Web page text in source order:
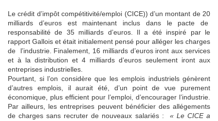
Le crédit d’impôt compétitivité/emploi (CICE)) d’un montant de 20
milliards d’euros est maintenant inclus dans le pacte de
responsabilité de 35 milliards d’euros. Il a été inspiré par le
rapport Gallois et était initialement pensé pour alléger les charges
de l’industrie. Finalement, 16 milliards d’euros iront aux services
et à la distribution et 4 milliards d’euros seulement iront aux
entreprises industrielles.
Pourtant, si l’on considère que les emplois industriels génèrent
d’autres emplois, il aurait été, d’un point de vue purement
économique, plus efficient pour l’emploi, d’encourager l’industrie.
Par ailleurs, les entreprises peuvent bénéficier des allégements
de charges sans recruter de nouveaux salariés : « Le CICE a